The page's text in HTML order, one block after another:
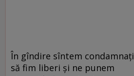
În gîndire sîntem condamnați
să fim liberi și ne punem